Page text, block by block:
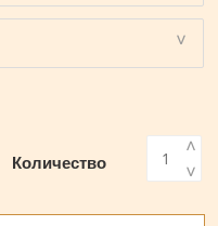
Количество >
<